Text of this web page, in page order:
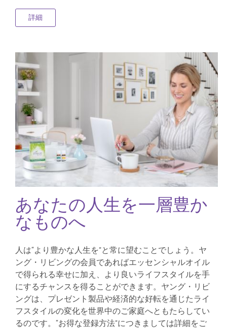
詳細
あなたの人生を一層豊か
なものへ
人は“より豊かな人生を”と常に望むことでしょう。ヤ
ング・リビングの会員であればエッセンシャルオイル
で得られる幸せに加え、より良いライフスタイルを手
にするチャンスを得ることができます。ヤング・リビ
ングは、プレゼント製品や経済的な好転を通じたライ
フスタイルの変化を世界中のご家庭へともたらしてい
るのです。“お得な登録方法”につきましては詳細をご